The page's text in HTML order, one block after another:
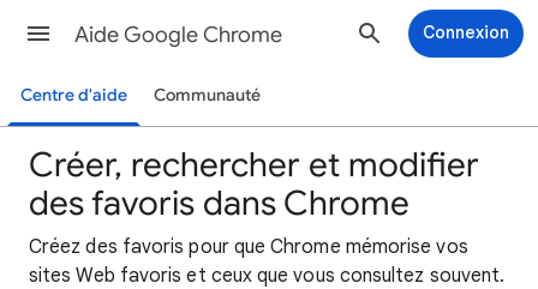
Aide Google Chrome Connexion
Centre d'aide Communauté
Créer, rechercher et modifier
des favoris dans Chrome
Créez des favoris pour que Chrome mémorise vos
sites Web favoris et ceux que vous consultez souvent.